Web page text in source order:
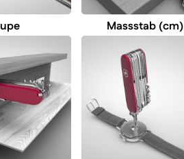
Massstab (cm)